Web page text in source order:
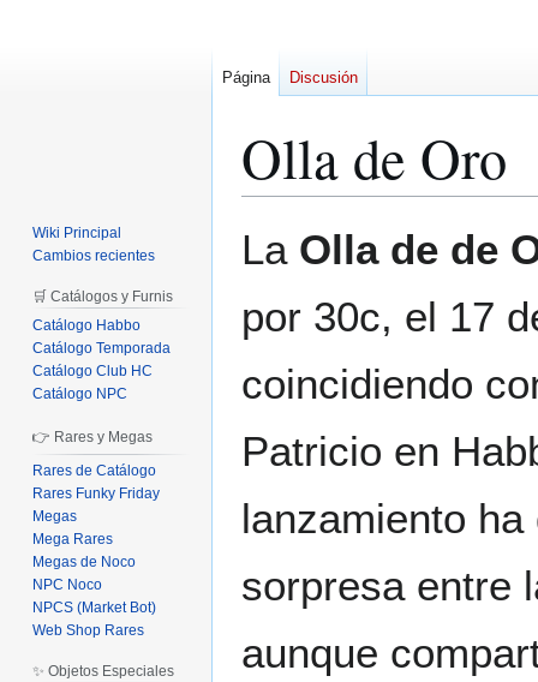
Olla de Oro
navegación
búsqueda
La Olla de de
por 30c, el 17
coincidiendo
Patricio en
lanzamiento
sorpresa entre
aunque
Página Discusión
Wiki Principal
Cambios recientes
🛒 Catálogos y Furnis
Catálogo Habbo
Catálogo Temporada
Catálogo Club HC
Catálogo NPC
👉 Rares y Megas
Rares de Catálogo
Rares Funky Friday
Megas
Mega Rares
Megas de Noco
NPC Noco
NPCS (Market Bot)
Web Shop Rares
✨ Objetos Especiales